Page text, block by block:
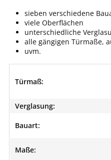
sieben verschiedene
viele Oberflächen
unterschiedliche
alle gängigen Türmaße,
uvm.
Türmaß:
Verglasung:
Bauart:
Maße: